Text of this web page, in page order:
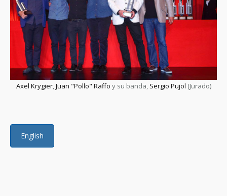
Axel Krygier,Juan "Pollo" Raffo y su banda, Sergio Pujol (Jurado)
English